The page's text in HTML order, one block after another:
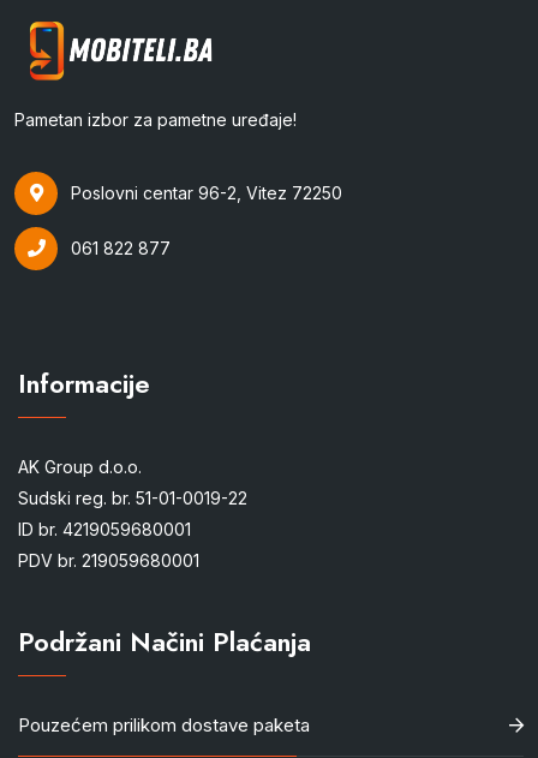
Pametan izbor za pametne uređaje!
Poslovni centar 96-2, Vitez 72250
061 822 877
Informacije
AK Group d.o.o.
Sudski reg. br. 51-01-0019-22
ID br. 4219059680001
PDV br. 219059680001
Podržani Načini Plaćanja
Pouzećem prilikom dostave paketa